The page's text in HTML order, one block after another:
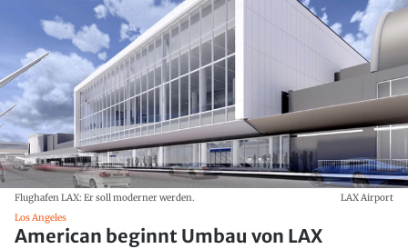
Flughafen LAX: Er soll moderner werden.
LAX Airport
Los Angeles
American beginnt Umbau von LAX